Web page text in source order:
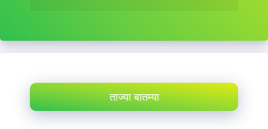
ताज्या बातम्या